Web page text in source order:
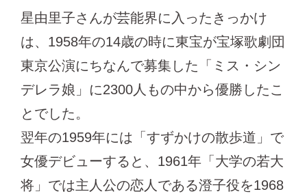
星由里子さんが芸能界に入ったきっかけ
は、1958年の14歳の時に東宝が宝塚歌劇団
東京公演にちなんで募集した「ミス・シン
デレラ娘」に2300人もの中から優勝したこ
とでした。
翌年の1959年には「すずかけの散歩道」で
女優デビューすると、1961年「大学の若大
将」では主人公の恋人である澄子役を1968